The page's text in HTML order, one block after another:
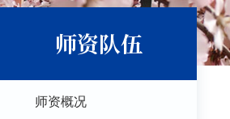
师资队伍
师资概况